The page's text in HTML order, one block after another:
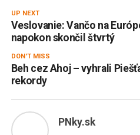
UP NEXT
Veslovanie: Vančo na
napokon skončil štvrtý
DON'T MISS
Beh cez Ahoj – vyhrali
rekordy
PNky.sk